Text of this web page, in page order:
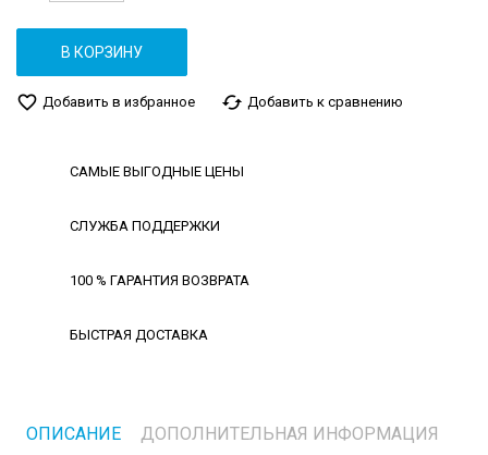
В КОРЗИНУ
favorite_border Добавить в избранное cached Добавить к сравнению
САМЫЕ ВЫГОДНЫЕ ЦЕНЫ
СЛУЖБА ПОДДЕРЖКИ
100 % ГАРАНТИЯ ВОЗВРАТА
БЫСТРАЯ ДОСТАВКА
ОПИСАНИЕ ДОПОЛНИТЕЛЬНАЯ ИНФОРМАЦИЯ